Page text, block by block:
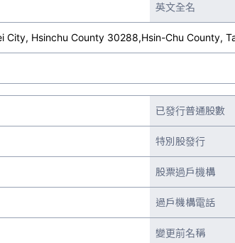
英文全名
City, Hsinchu County 30288,Hsin-Chu County,
已發行普通股數
特別股發行
股票過戶機構
過戶機構電話
變更前名稱